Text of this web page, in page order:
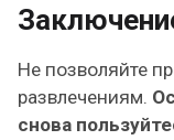
Не позволяйте
развлечениям.
снова